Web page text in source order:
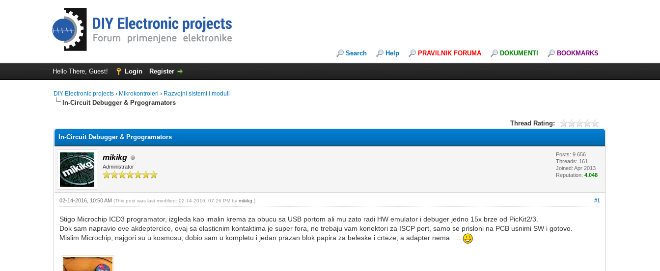
Search Help PRAVILNIK FORUMA DOKUMENTI BOOKMARKS
Hello There, Guest! Login Register
DIY Electronic projects › Mikrokontroleri › Razvojni sistemi i moduli
In-Circuit Debugger & Prgogramators
Thread Rating:
In-Circuit Debugger & Prgogramators
mikikg
Administrator
Posts: 9.656
Threads: 161
Joined: Apr 2013
Reputation:4.048
#1
02-14-2016, 10:50 AM(This post was last modified: 02-14-2016, 07:26 PM bymikikg .)
Stigo Microchip ICD3 programator, izgleda kao imalin krema za obucu sa USB portom ali mu zato radi HW emulator i debuger jedno 15x brze od PicKit2/3.
Dok sam napravio ove akdeptercice, ovaj sa elasticnim kontaktima je super fora, ne trebaju vam konektori za ISCP port, samo se prisloni na PCB usnimi SW i gotovo.
Mislim Microchip, najgori su u kosmosu, dobio sam u kompletu i jedan prazan blok papira za beleske i crteze, a adapter nema …